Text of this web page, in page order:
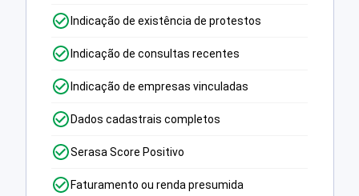
Indicação de existência de protestos
Indicação de consultas recentes
Indicação de empresas vinculadas
Dados cadastrais completos
Serasa Score Positivo
Faturamento ou renda presumida